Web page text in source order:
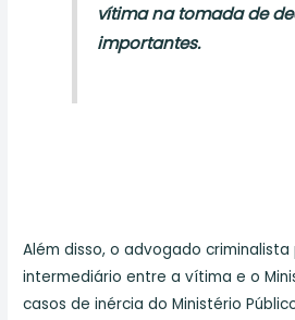
vítima na tomada de
importantes.
Além disso, o advogado
intermediário entre a vítima e o
casos de inércia do Ministério